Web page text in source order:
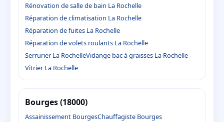
Rénovation de salle de bain La Rochelle
Réparation de climatisation La Rochelle
Réparation de fuites La Rochelle
Réparation de volets roulants La Rochelle
Serrurier La RochelleVidange bac à graisses La Rochelle
Vitrier La Rochelle
Bourges (18000)
Assainissement BourgesChauffagiste Bourges